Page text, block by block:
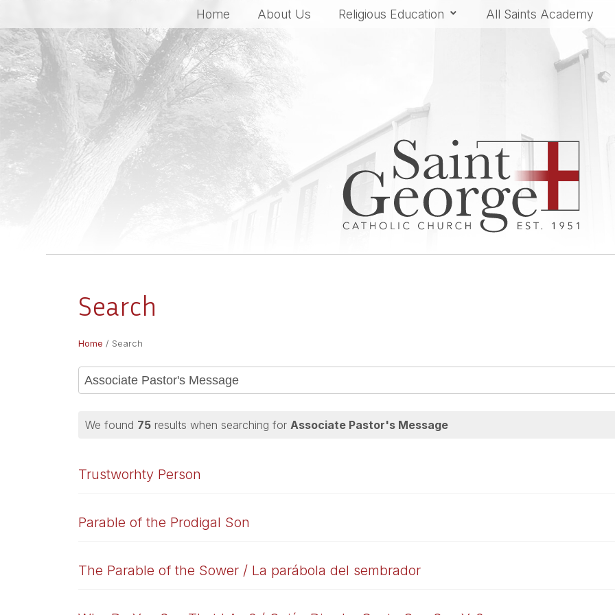
Home About Us Religious Education All Saints Academy
Search
Home / Search
We found 75 results when searching for Associate Pastor's Message
Trustworhty Person
Parable of the Prodigal Son
The Parable of the Sower / La parábola del sembrador